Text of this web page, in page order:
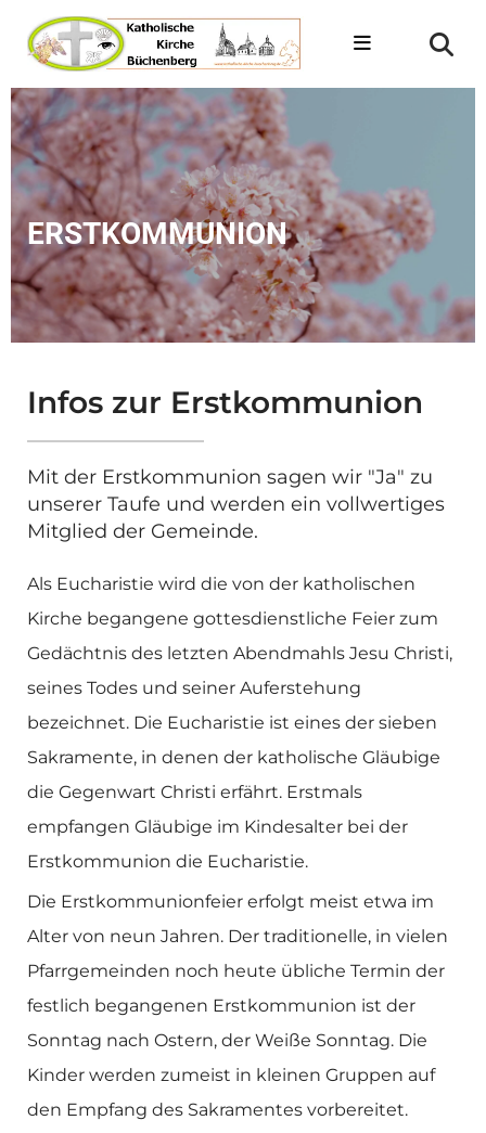
ERSTKOMMUNION
Infos zur Erstkommunion
Mit der Erstkommunion sagen wir "Ja" zu
unserer Taufe und werden ein vollwertiges
Mitglied der Gemeinde.
Als Eucharistie wird die von der katholischen
Kirche begangene gottesdienstliche Feier zum
Gedächtnis des letzten Abendmahls Jesu Christi,
seines Todes und seiner Auferstehung
bezeichnet. Die Eucharistie ist eines der sieben
Sakramente, in denen der katholische Gläubige
die Gegenwart Christi erfährt. Erstmals
empfangen Gläubige im Kindesalter bei der
Erstkommunion die Eucharistie.
Die Erstkommunionfeier erfolgt meist etwa im
Alter von neun Jahren. Der traditionelle, in vielen
Pfarrgemeinden noch heute übliche Termin der
festlich begangenen Erstkommunion ist der
Sonntag nach Ostern, der Weiße Sonntag. Die
Kinder werden zumeist in kleinen Gruppen auf
den Empfang des Sakramentes vorbereitet.